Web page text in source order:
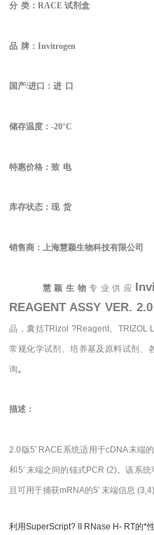
分 类：RACE 试剂盒
品 牌：Invitrogen
国产/进口：进 口
储存温度：-20°C
特惠价格：致 电
库存状态：现 货
销售商：上海慧颖生物科技有限公司
慧颖生物专业供应
REAGENT ASSY VER. 2.0
品，囊括TRlzol ?Reagent、TRIZOL
常规化学试剂、培养基及原料试剂、
询。
描述 ：
2.0版5′ RACE系统适用于cDNA末端
和5′ 末端之间的锚式PCR (2)。该系
且可用于捕获mRNA的5′ 末端信息
利用SuperScript? II RNase H- RT的*